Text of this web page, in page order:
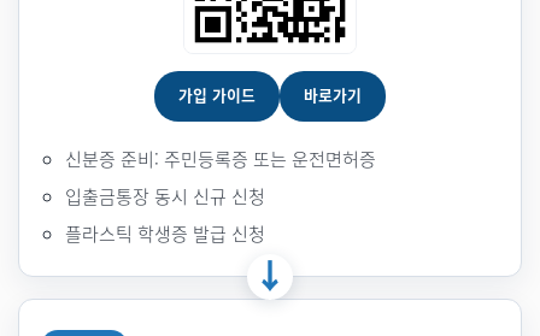
가입 가이드 바로가기
신분증 준비: 주민등록증 또는 운전면허증
입출금통장 동시 신규 신청
플라스틱 학생증 발급 신청